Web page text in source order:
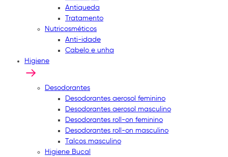
Antiqueda
Tratamento
Nutricosméticos
Anti-idade
Cabelo e unha
Higiene
Desodorantes
Desodorantes aerosol feminino
Desodorantes aerosol masculino
Desodorantes roll-on feminino
Desodorantes roll-on masculino
Talcos masculino
Higiene Bucal